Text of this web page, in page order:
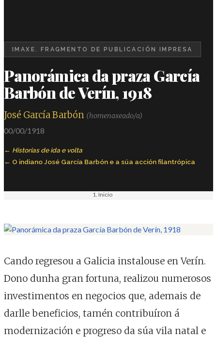
IMAXE. FRAGMENTO DE PUBLICACIÓN IMPRESA
Panorámica da praza García
Barbón de Verín, 1918
José García Barbón (homenaxeado/a)
00/00/1918
Historias de ida e volta
O indiano José García Barbón e a súa acción filantrópica
Inicio
Cando regresou a Galicia instalouse en Verín.
Dono dunha gran fortuna, realizou numerosos
investimentos en negocios que, ademais de
darlle beneficios, tamén contribuíron á
modernización e progreso da súa vila natal e